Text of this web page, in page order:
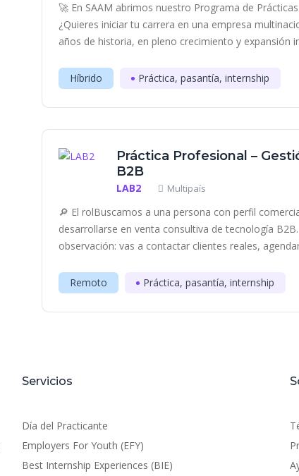
🚀 En SAAM abrimos nuestro Programa de
¿Quieres iniciar tu carrera en una empresa
años de historia, en pleno crecimiento y expansión
Híbrido Práctica, pasantía, internship
Práctica Profesional –
B2B
LAB2 Multipaís
🔎 El rolBuscamos a una persona con perfil
desarrollarse en venta consultiva de tecnología
observación: vas a contactar clientes reales,
Remoto Práctica, pasantía, internship
Servicios
Día del Practicante
Employers For Youth (EFY)
Best Internship Experiences (BIE)